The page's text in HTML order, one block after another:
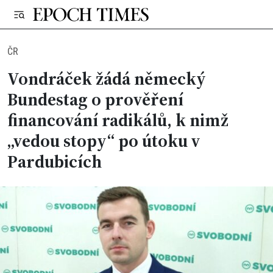
ČR
Vondráček žádá německý
Bundestag o prověření
financování radikálů, k nimž
„vedou stopy“ po útoku v
Pardubicích